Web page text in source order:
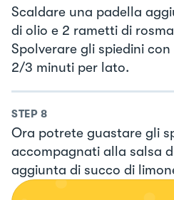
Scaldare una padella
di olio e 2 rametti di
Spolverare gli spiedini
2/3 minuti per lato.
STEP 8
Ora potrete guastare gli
accompagnati alla salsa
aggiunta di succo di